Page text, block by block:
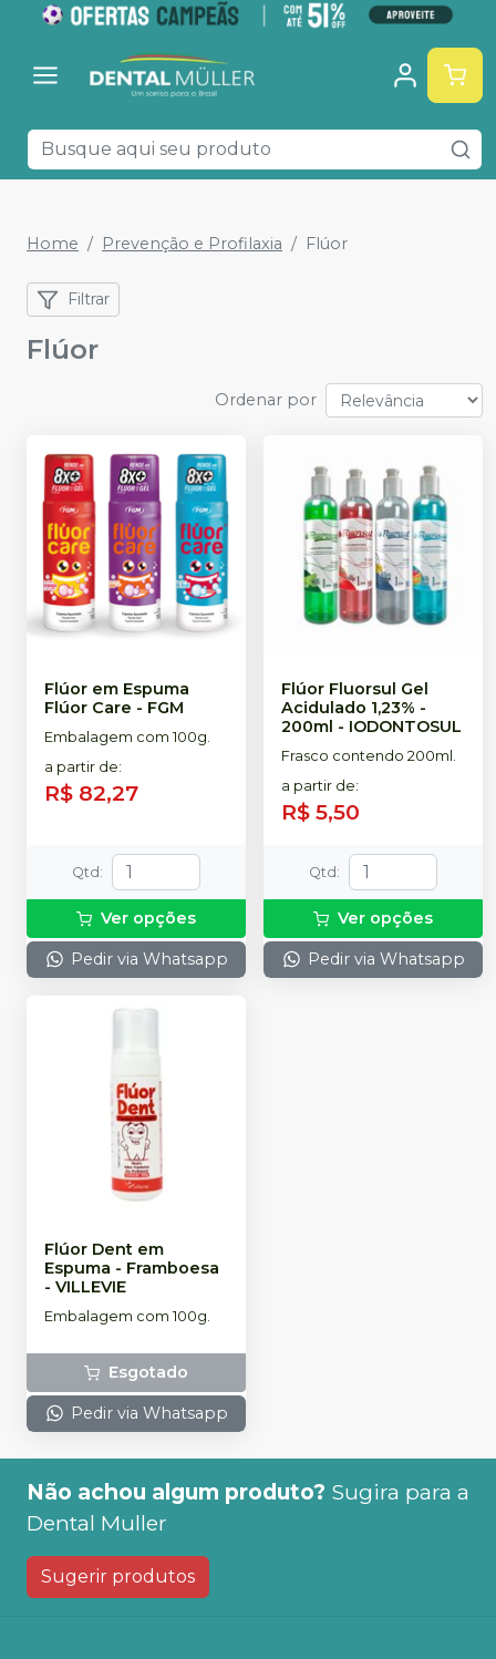
Home Prevenção e Profilaxia Flúor
Filtrar
Flúor
Ordenar por
Flúor em Espuma
Flúor Care - FGM
Embalagem com 100g.
a partir de:
R$ 82,27
Qtd :
Ver opções
Pedir via Whatsapp
Flúor Fluorsul Gel
Acidulado 1,23% -
200ml - IODONTOSUL
Frasco contendo 200ml.
a partir de:
R$ 5,50
Qtd :
Ver opções
Pedir via Whatsapp
Flúor Dent em
Espuma - Framboesa
- VILLEVIE
Embalagem com 100g.
Esgotado
Pedir via Whatsapp
Não achou algum produto? Sugira para a
Dental Muller
Sugerir produtos